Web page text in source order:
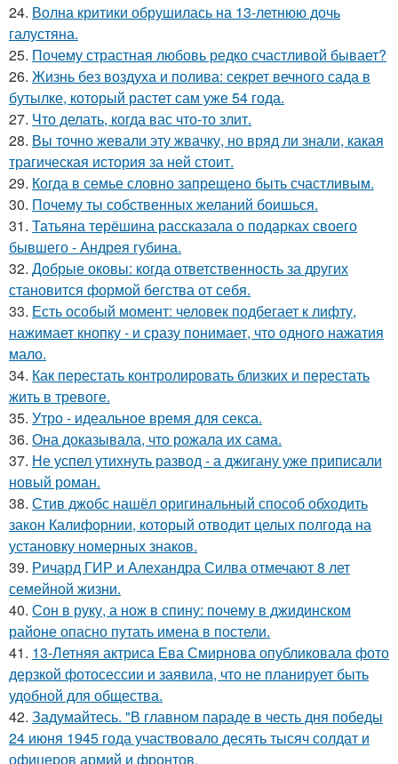
24. Волна критики обрушилась на 13-летнюю дочь
галустяна.
25. Почему страстная любовь редко счастливой бывает?
26. Жизнь без воздуха и полива: секрет вечного сада в
бутылке, который растет сам уже 54 года.
27. Что делать, когда вас что-то злит.
28. Вы точно жевали эту жвачку, но вряд ли знали, какая
трагическая история за ней стоит.
29. Когда в семье словно запрещено быть счастливым.
30. Почему ты собственных желаний боишься.
31. Татьяна терёшина рассказала о подарках своего
бывшего - Андрея губина.
32. Добрые оковы: когда ответственность за других
становится формой бегства от себя.
33. Есть особый момент: человек подбегает к лифту,
нажимает кнопку - и сразу понимает, что одного нажатия
мало.
34. Как перестать контролировать близких и перестать
жить в тревоге.
35. Утро - идеальное время для секса.
36. Она доказывала, что рожала их сама.
37. Не успел утихнуть развод - а джигану уже приписали
новый роман.
38. Стив джобс нашёл оригинальный способ обходить
закон Калифорнии, который отводит целых полгода на
установку номерных знаков.
39. Ричард ГИР и Алехандра Силва отмечают 8 лет
семейной жизни.
40. Сон в руку, а нож в спину: почему в джидинском
районе опасно путать имена в постели.
41. 13-Летняя актриса Ева Смирнова опубликовала фото
дерзкой фотосессии и заявила, что не планирует быть
удобной для общества.
42. Задумайтесь. "В главном параде в честь дня победы
24 июня 1945 года участвовало десять тысяч солдат и
офицеров армий и фронтов.